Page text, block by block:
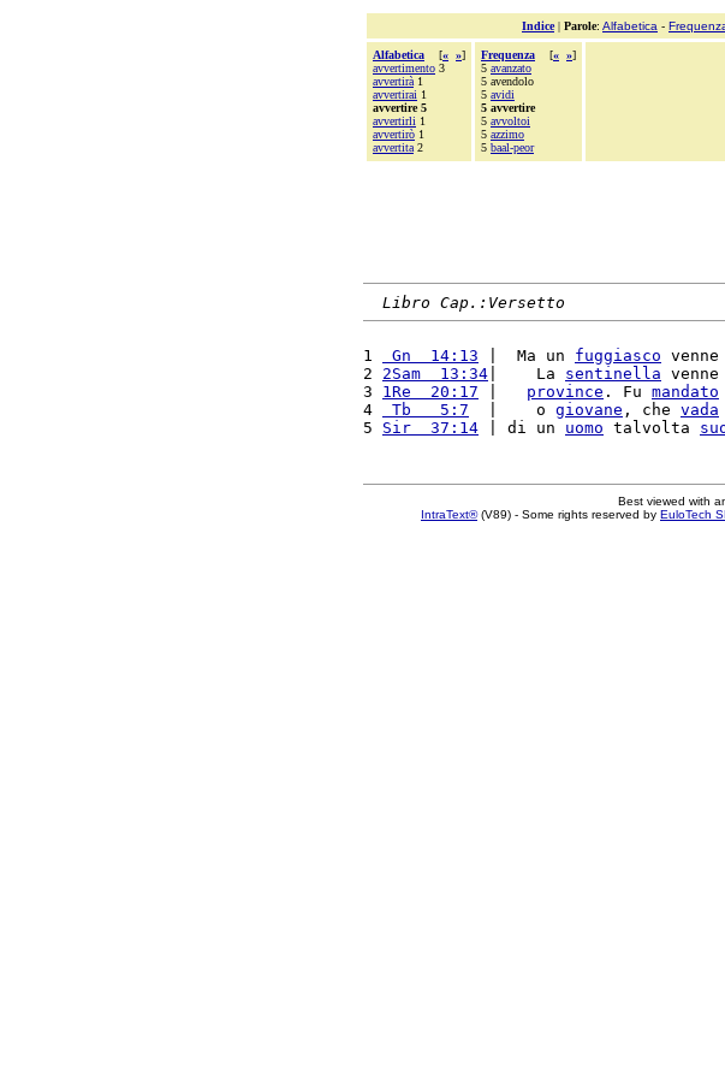
Indice| Parole: Alfabetica -
Alfabetica [« »]
avvertimento 3
avvertirà 1
avvertirai 1
avvertire 5
avvertirli 1
avvertirò 1
avvertita 2
Frequenza [« »]
5 avanzato
5 avendolo
5 avidi
5 avvertire
5 avvoltoi
5 azzimo
5 baal-peor
Libro Cap.:Versetto
1 Gn  14:13 |  Ma un fuggiasco
2 2Sam  13:34 |    La sentinella
3 1Re  20:17 province . Fu mandato
4
Tb   5:7
  |    o
giovane , che vada
5 Sir  37:14 | di un uomo talvolta
Best viewed with
IntraText®(V89) - Some rights reserved by EuloTech